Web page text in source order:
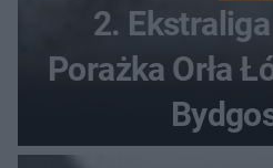
2.
Porażka Orła